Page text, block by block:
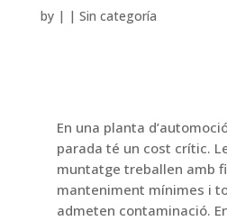
by | | Sin categoría
En una planta
parada té un cost crític.
muntatge treballen amb
manteniment mínimes i
admeten contaminació.